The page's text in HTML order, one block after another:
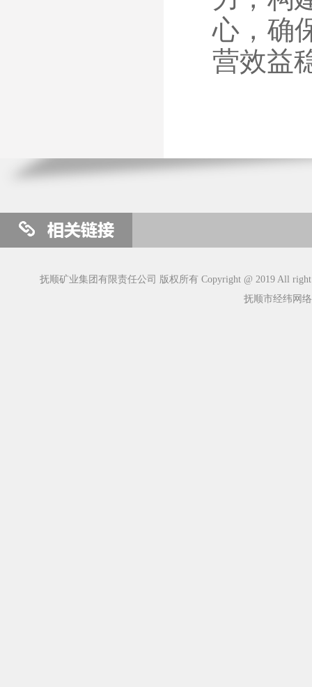
心，确
营效益
抚顺矿业集团有限责任公司 版权所有 Copyright @ 2019 All right
抚顺市经纬网